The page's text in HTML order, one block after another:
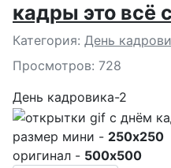
кадры это всё
Подробности
Категория: День
Просмотров: 728
День кадровика-2
размер мини - 250x250
оригинал - 500x500